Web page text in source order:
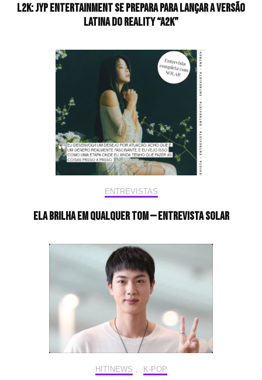
L2K: JYP Entertainment se prepara para lançar a versão
latina do reality “A2K”
ENTREVISTAS
Ela brilha em qualquer tom — Entrevista Solar
HIT!NEWS K-POP